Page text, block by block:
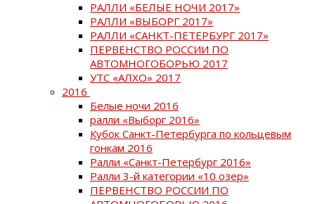
РАЛЛИ «БЕЛЫЕ НОЧИ 2017»
РАЛЛИ «ВЫБОРГ 2017»
РАЛЛИ «САНКТ-ПЕТЕРБУРГ 2017»
ПЕРВЕНСТВО РОССИИ ПО
АВТОМНОГОБОРЬЮ 2017
УТС «АЛХО» 2017
2016
Белые ночи 2016
ралли «Выборг 2016»
Кубок Санкт-Петербурга по кольцевым
гонкам 2016
Ралли «Санкт-Петербург 2016»
Ралли 3-й категории «10 озер»
ПЕРВЕНСТВО РОССИИ ПО